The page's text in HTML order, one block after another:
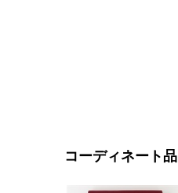
コーディネート品